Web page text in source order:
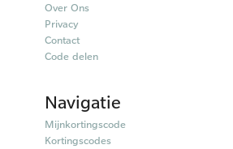
Over Ons
Privacy
Contact
Code delen
Navigatie
Mijnkortingscode
Kortingscodes